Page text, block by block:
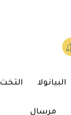
البيانولا التخت
مرسال